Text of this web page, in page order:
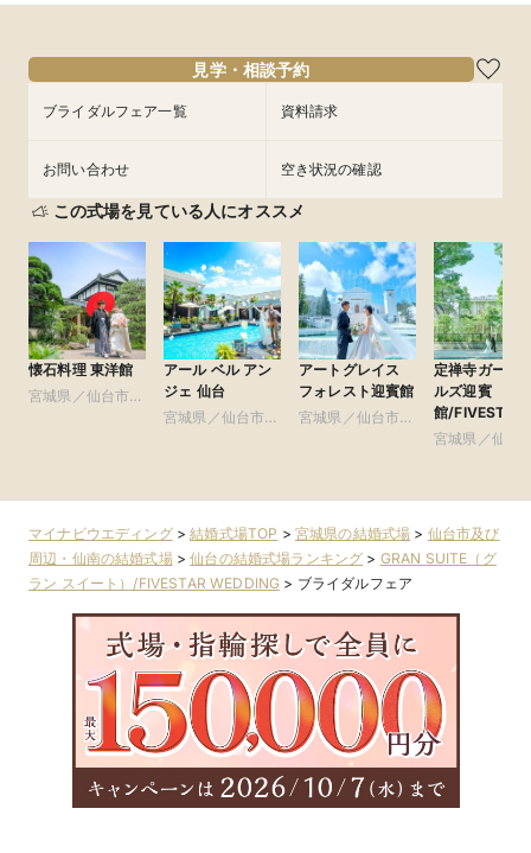
8/30
フェアを予約
8/30
フェアを予約
8/30
フェアを予約
8/30
フェアを予約
見学・相談予約
ブライダルフェア一覧 資料請求
お問い合わせ 空き状況の確認
この式場を見ている人にオススメ
懐石料理 東洋館
宮城県／仙台市及
アール ベル アン
ジェ 仙台
宮城県／仙台市及
アートグレイス
フォレスト迎賓館
宮城県／仙台市及
定禅寺ガーデ
ルズ迎賓
館/FIVESTAR
WEDDING
宮城県／仙台
マイナビウエディング>結婚式場TOP > 宮城県の結婚式場 > 仙台市及び
周辺・仙南の結婚式場>仙台の結婚式場ランキング > GRAN SUITE（グ
ラン スイート）/FIVESTAR WEDDING > ブライダルフェア